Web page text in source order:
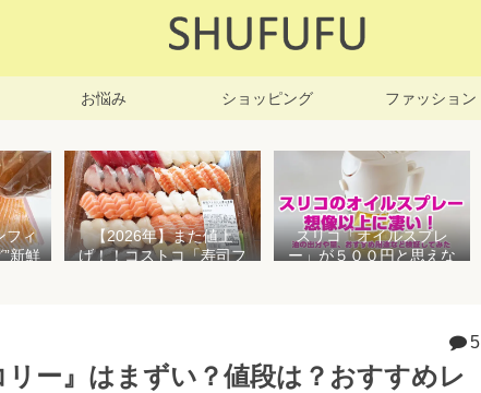
お悩み ショッピング ファッション
フィ
新鮮
【2026年】また値上
げ！！コストコ「寿司フ
スリコ「オイルスプレ
ー」が５００円と思えな
5
ー』はまずい？値段は？おすすめレ